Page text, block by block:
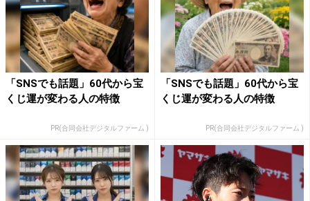
「SNSでも話題」60代から宝
くじ運が変わる人の特徴
PR(合同会社デジタルファーム )
「SNSでも話題」60代から宝
くじ運が変わる人の特徴
PR(合同会社デジタルファーム )